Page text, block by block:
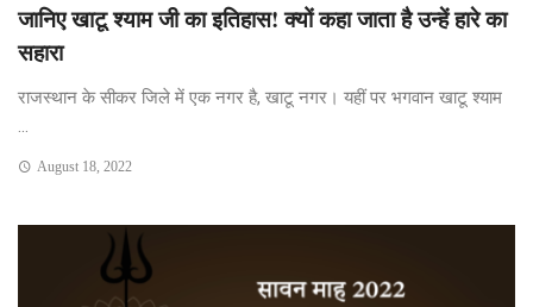
जानिए खाटू श्याम जी का इतिहास! क्यों कहा जाता है उन्हें हारे का
सहारा
राजस्थान के सीकर जिले में एक नगर है, खाटू नगर। यहीं पर भगवान खाटू श्याम
...
August 18, 2022